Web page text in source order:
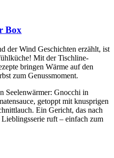
Box
der Wind Geschichten erzählt, ist
Mit der Tischline-
bringen Wärme auf den
zum Genussmoment.
Seelenwärmer: Gnocchi in
getoppt mit knusprigen
Ein Gericht, das nach
ruft – einfach zum